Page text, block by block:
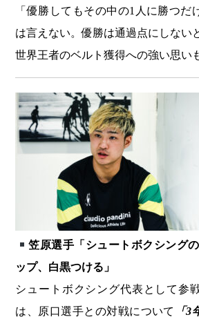
「優勝してもその中の1人に勝つだ
は言えない。優勝は通過点にしない
世界王者のベルト獲得への強い思い
笠原選手「シュートボクシング
ップ、白黒つける」
シュートボクシング代表として参
は、原口選手との対戦について
「